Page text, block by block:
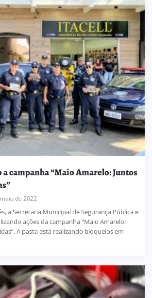
a campanha “Maio Amarelo: Juntos
de 2022
a Secretaria Municipal de Segurança Pública e
ações da campanha “Maio Amarelo:
A pasta está realizando bloqueios em